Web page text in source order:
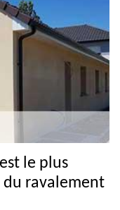
le plus
du ravalement